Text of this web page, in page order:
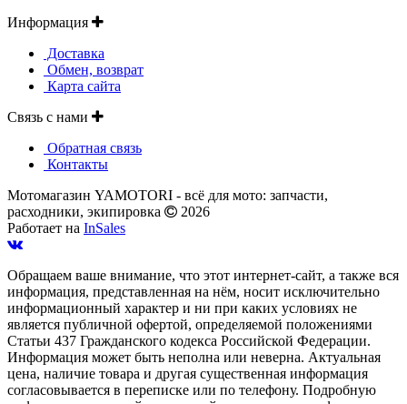
Информация
Доставка
Обмен, возврат
Карта сайта
Связь с нами
Обратная связь
Контакты
Мотомагазин YAMOTORI - всё для мото: запчасти,
расходники, экипировка
2026
Работает на InSales
Обращаем ваше внимание, что этот интернет-сайт, а также вся
информация, представленная на нём, носит исключительно
информационный характер и ни при каких условиях не
является публичной офертой, определяемой положениями
Статьи 437 Гражданского кодекса Российской Федерации.
Информация может быть неполна или неверна. Актуальная
цена, наличие товара и другая существенная информация
согласовывается в переписке или по телефону. Подробную